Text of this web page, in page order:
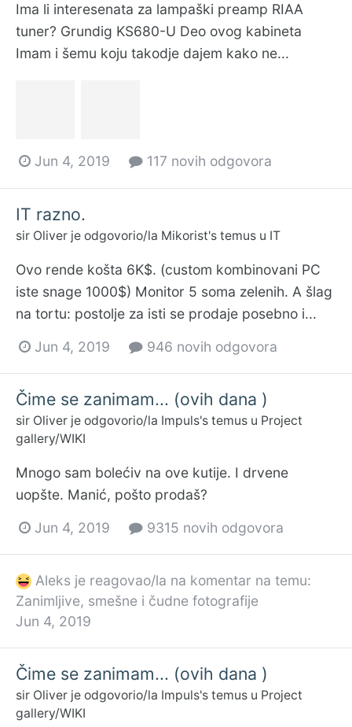
Ima li interesenata za lampaški preamp RIAA
tuner? Grundig KS680-U Deo ovog kabineta
Imam i šemu koju takodje dajem kako ne...
Jun 4, 2019 117 novih odgovora
IT razno.
sir Oliver je odgovorio/la Mikorist's temus u IT
Ovo rende košta 6K$. (custom kombinovani PC
iste snage 1000$) Monitor 5 soma zelenih. A šlag
na tortu: postolje za isti se prodaje posebno i...
Jun 4, 2019 946 novih odgovora
Čime se zanimam... (ovih dana )
sir Oliver je odgovorio/la Impuls's temus u Project
gallery/WIKI
Mnogo sam bolećiv na ove kutije. I drvene
uopšte. Manić, pošto prodaš?
Jun 4, 2019 9315 novih odgovora
Aleks je reagovao/la na komentar na temu:
Zanimljive, smešne i čudne fotografije
Jun 4, 2019
Čime se zanimam... (ovih dana )
sir Oliver je odgovorio/la Impuls's temus u Project
gallery/WIKI